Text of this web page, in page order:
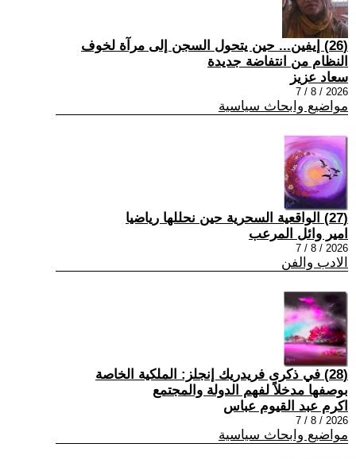
(26) إيفين... حين يتحول السجن إلى مرآة لخوف
النظام من انتفاضة جديدة
سعاد عزيز
2026 / 8 / 7
مواضيع وابحاث سياسية
(27) الواقعية السحرية حين نحللها رياضيا
امير وائل المرعب
2026 / 8 / 7
الادب والفن
(28) في ذكرى فريدريك إنجلز: الملكية الخاصة
بوصفها مدخلاً لفهم الدولة والمجتمع
اكرم عبد القيوم عباس
2026 / 8 / 7
مواضيع وابحاث سياسية